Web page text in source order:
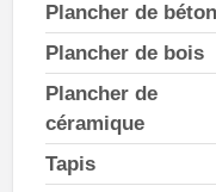
Plancher de béton
Plancher de bois
Plancher de
céramique
Tapis